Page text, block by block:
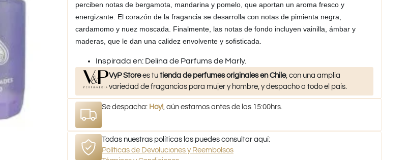
perciben notas de bergamota, mandarina y pomelo, que aportan un aroma fresco y
energizante. El corazón de la fragancia se desarrolla con notas de pimienta negra,
cardamomo y nuez moscada. Finalmente, las notas de fondo incluyen vainilla, ámbar y
maderas, que le dan una calidez envolvente y sofisticada.
​Inspirada en: Delina de Parfums de Marly.
VyP Storees tutienda de perfumes originales en Chile, con una amplia
variedad de fragancias para mujer y hombre, y despacho a todo el país.
Se despacha: Hoy! , aún estamos antes de las 15:00hrs.
Todas nuestras políticas las puedes consultar aquí:
Políticas de Devoluciones y Reembolsos